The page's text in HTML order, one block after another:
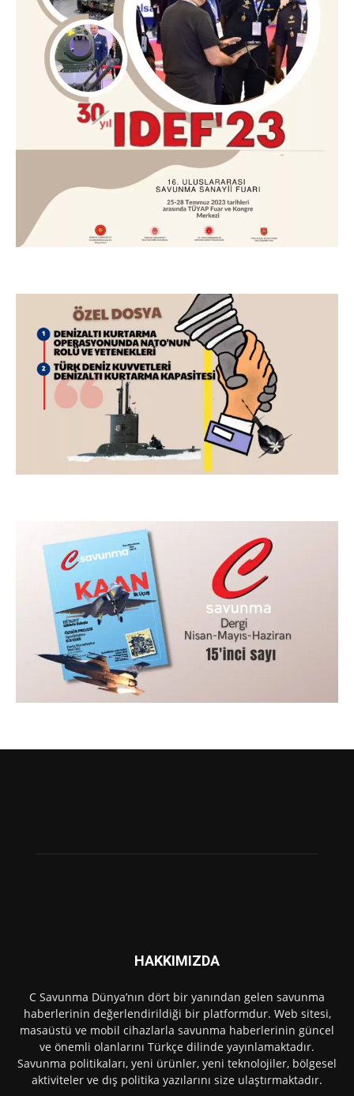
HAKKIMIZDA
C Savunma Dünya’nın dört bir yanından gelen savunma
haberlerinin değerlendirildiği bir platformdur. Web sitesi,
masaüstü ve mobil cihazlarla savunma haberlerinin güncel
ve önemli olanlarını Türkçe dilinde yayınlamaktadır.
Savunma politikaları, yeni ürünler, yeni teknolojiler, bölgesel
aktiviteler ve dış politika yazılarını size ulaştırmaktadır.